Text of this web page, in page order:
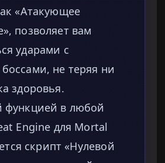
«Атакующее
позволяет вам
ударами с
не теряя ни
здоровья.
функцией в любой
Engine для Mortal
скрипт «Нулевой